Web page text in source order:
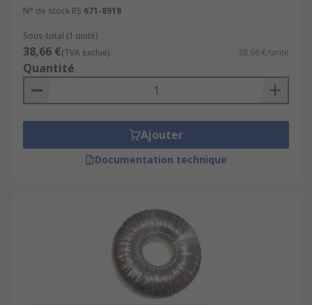
N° de stock RS 671-8918
Sous-total (1 unité)
38,66 €(TVA exclue) 38,66 €/unité
Quantité
Ajouter
Documentation technique